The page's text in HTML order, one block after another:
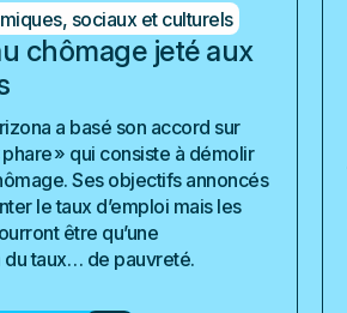
sociaux et culturels
chômage jeté aux
a basé son accord sur
» qui consiste à démolir
Ses objectifs annoncés
le taux d’emploi mais les
être qu’une
du taux… de pauvreté.